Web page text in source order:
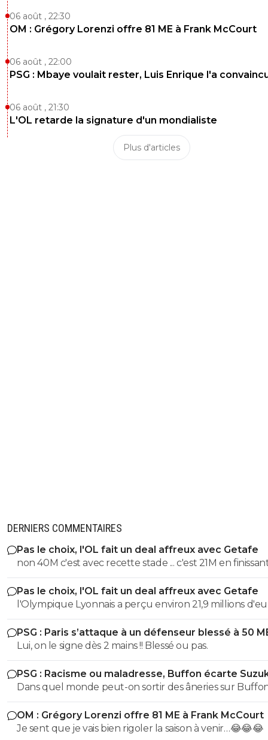
06 août , 22:30
OM : Grégory Lorenzi offre 81 ME à Frank McCourt
06 août , 22:00
PSG : Mbaye voulait rester, Luis Enrique l'a
06 août , 21:30
L'OL retarde la signature d'un mondialiste
Plus d'articles
DERNIERS COMMENTAIRES
Pas le choix, l'OL fait un deal affreux avec Getafe
non 40M c'est avec recette stade ... c'est 21M en
et en sortant en 8eme alors que marseile c'est 53M
recette uefa
Pas le choix, l'OL fait un deal affreux avec Getafe
l'Olympique Lyonnais a perçu environ 21,9 millions
droits TV et de primes versés directement par l'UEFA
finissant 1er des poules et en sortant en 8eme. contre
pour marseille en ldc en etant sortie direct Le montant des
40M de 2025/2026 c'est avec la billetterie et recette
PSG : Paris s’attaque à un défenseur blessé à 50
Lui, on le signe dès 2 mains !! Blessé ou pas.
PSG : Racisme ou maladresse, Buffon écarte
Dans quel monde peut-on sortir des âneries sur
dire qu'il est raciste? Buffon connait très bien Suzuki ce
dernier évoluant Parme, l'un de sclubs cher à Buffon
(puisqu'il y a débuté). Vous ne vous dites juste pas qu'il
OM : Grégory Lorenzi offre 81 ME à Frank McCourt
Je sent que je vais bien rigoler la saison à venir…😂😂😂